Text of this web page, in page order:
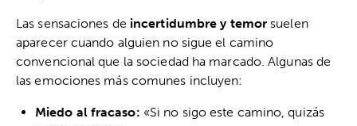
Las sensaciones de incertidumbre y temor suelen
aparecer cuando alguien no sigue el camino
convencional que la sociedad ha marcado. Algunas de
las emociones más comunes incluyen:
Miedo al fracaso: «Si no sigo este camino, quizás